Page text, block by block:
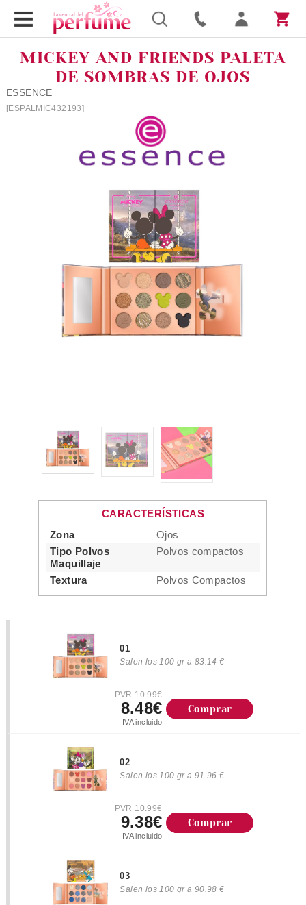
MICKEY AND FRIENDS PALETA
DE SOMBRAS DE OJOS
ESSENCE
[ESPALMIC432193]
CARACTERÍSTICAS
Zona
Ojos
Tipo Polvos
Maquillaje
Polvos compactos
Textura Polvos Compactos
01
Salen los 100 gr a 83.14 €
PVR 10.99€
8.48€
IVA incluido
Comprar
02
Salen los 100 gr a 91.96 €
PVR 10.99€
9.38€
IVA incluido
Comprar
03
Salen los 100 gr a 90.98 €